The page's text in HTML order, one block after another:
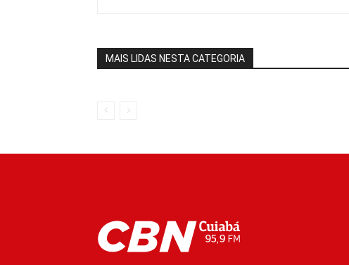
MAIS LIDAS NESTA CATEGORIA